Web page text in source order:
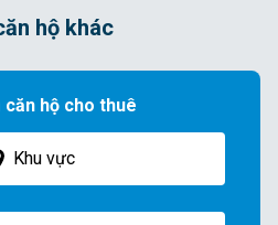
hộ khác
hộ cho thuê
Khu vực